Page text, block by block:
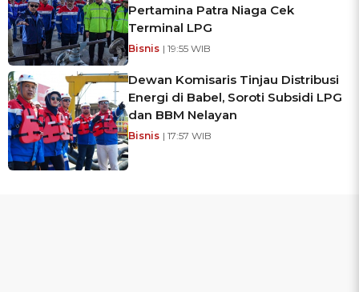
Pertamina Patra Niaga Cek
Terminal LPG
Bisnis | 19:55 WIB
Dewan Komisaris Tinjau Distribusi
Energi di Babel, Soroti Subsidi LPG
dan BBM Nelayan
Bisnis | 17:57 WIB